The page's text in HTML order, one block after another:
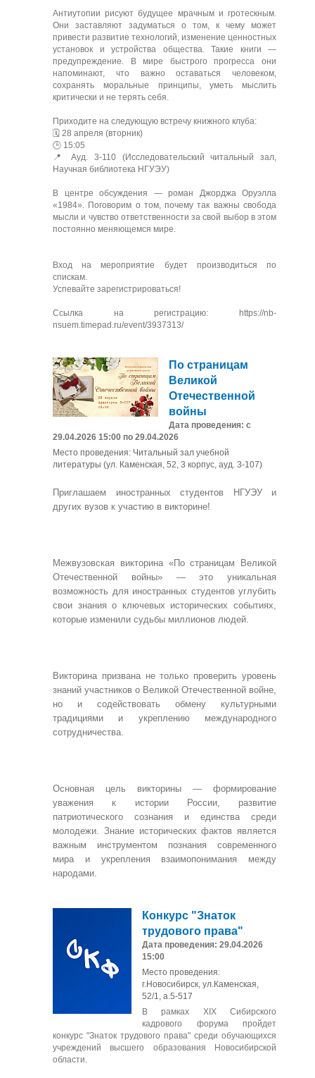
Антиутопии рисуют будущее мрачным и гротескным.
Они заставляют задуматься о том, к чему может
привести развитие технологий, изменение ценностных
установок и устройства общества. Такие книги —
предупреждение. В мире быстрого прогресса они
напоминают, что важно оставаться человеком,
сохранять моральные принципы, уметь мыслить
критически и не терять себя.
Приходите на следующую встречу книжного клуба:
🗓 28 апреля (вторник)
🕒 15:05
📍 Ауд. 3-110 (Исследовательский читальный зал,
Научная библиотека НГУЭУ)
В центре обсуждения — роман Джорджа Оруэлла
«1984». Поговорим о том, почему так важны свобода
мысли и чувство ответственности за свой выбор в этом
постоянно меняющемся мире.
Вход на мероприятие будет производиться по
спискам.
Успевайте зарегистрироваться!
Ссылка на регистрацию: https://nb-
nsuem.timepad.ru/event/3937313/
По страницам
Великой
Отечественной
войны
Дата проведения: с
29.04.2026 15:00 по 29.04.2026
Место проведения: Читальный зал учебной
литературы (ул. Каменская, 52, 3 корпус, ауд. 3-107)
Приглашаем иностранных студентов НГУЭУ и
других вузов к участию в викторине!
Межвузовская викторина «По страницам Великой
Отечественной войны» — это уникальная
возможность для иностранных студентов углубить
свои знания о ключевых исторических событиях,
которые изменили судьбы миллионов людей.
Викторина призвана не только проверить уровень
знаний участников о Великой Отечественной войне,
но и содействовать обмену культурными
традициями и укреплению международного
сотрудничества.
Основная цель викторины — формирование
уважения к истории России, развитие
патриотического сознания и единства среди
молодежи. Знание исторических фактов является
важным инструментом познания современного
мира и укрепления взаимопонимания между
народами.
Конкурс "Знаток
трудового права"
Дата проведения: 29.04.2026
15:00
Место проведения:
г.Новосибирск, ул.Каменская,
52/1, а.5-517
В рамках XIX Сибирского
кадрового форума пройдет
конкурс "Знаток трудового права" среди обучающихся
учреждений высшего образования Новосибирской
области.